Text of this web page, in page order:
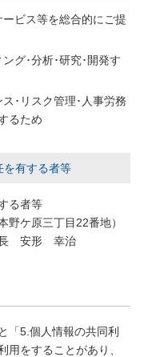
ビス等を総合的にご提
グ･分析･研究･開発す
･リスク管理･人事労務
るため
を有する者等
る者等
野ケ原三丁目22番地）
長 安形 幸治
「5.個人情報の共同利
用をすることがあり、